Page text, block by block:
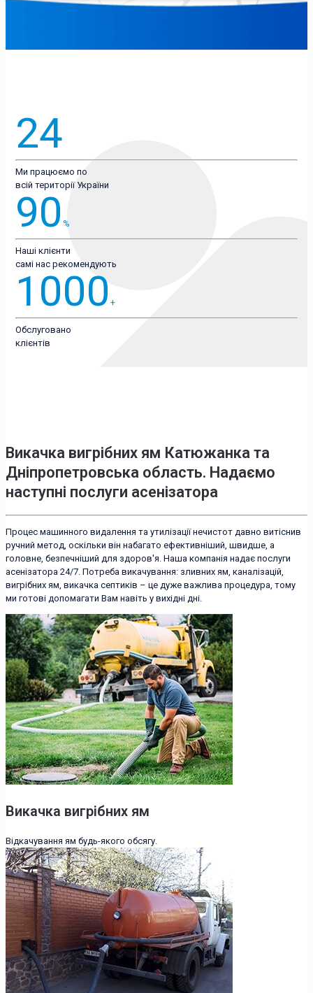
24
Ми працюємо по
всій території України
90 %
Наші клієнти
самі нас рекомендують
1000 +
Обслуговано
клієнтів
Викачка вигрібних ям Катюжанка та
Дніпропетровська область. Надаємо
наступні послуги асенізатора
Процес машинного видалення та утилізації нечистот давно витіснив
ручний метод, оскільки він набагато ефективніший, швидше, а
головне, безпечніший для здоров'я. Наша компанія надає послуги
асенізатора 24/7. Потреба викачування: зливних ям, каналізацій,
вигрібних ям, викачка септиків – це дуже важлива процедура, тому
ми готові допомагати Вам навіть у вихідні дні.
Викачка вигрібних ям
Відкачування ям будь-якого обсягу.